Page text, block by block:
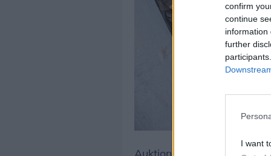
confirm
continue
information
further
I want
Auktionsmester og